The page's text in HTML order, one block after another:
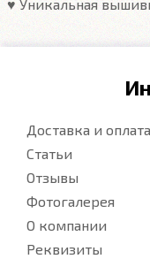
♥️ Уникальная
Доставка и оплата
Статьи
Отзывы
Фотогалерея
О компании
Реквизиты